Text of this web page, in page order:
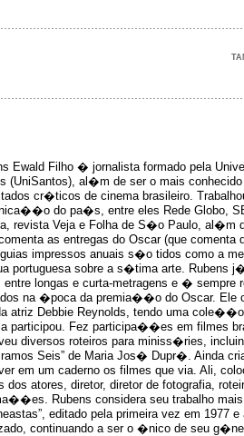
Ewald Filho � jornalista formado pela
(UniSantos), al�m de ser o mais
cr�ticos de cinema brasileiro.
do pa�s, entre eles Rede Globo,
revista Veja e Folha de S�o Paulo, al�m
as entregas do Oscar (que comenta
impressos anuais s�o tidos como a
portuguesa sobre a s�tima arte. Rubens
entre longas e curta-metragens e � sempre
na �poca da premia��o do Oscar. Ele
atriz Debbie Reynolds, tendo uma
participou. Fez participa��es em filmes
diversos roteiros para miniss�ries,
Seis” de Maria Jos� Dupr�. Ainda
em um caderno os filmes que via. Ali,
dos atores, diretor, diretor de fotografia,
Rubens considera seu trabalho
editado pela primeira vez em 1977 e
continuando a ser o �nico de seu